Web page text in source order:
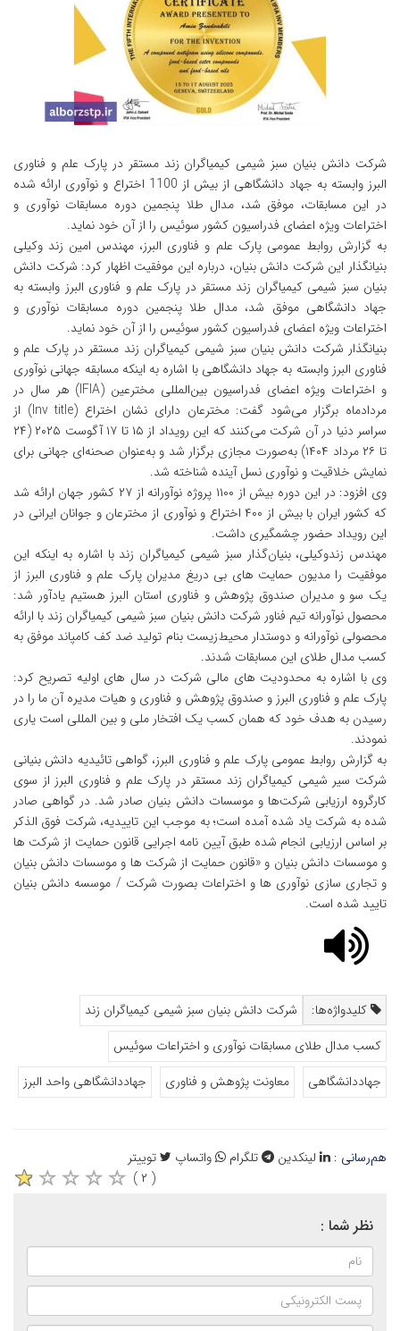
شرکت دانش بنیان سبز شیمی کیمیاگران زند مستقر در پارک علم و فناوری
البرز وابسته به جهاد دانشگاهی از بیش از 1100 اختراع و نوآوری ارائه شده
در این مسابقات، موفق شد، مدال طلا پنجمین دوره مسابقات نوآوری و
اختراعات ویژه اعضای فدراسیون کشور سوئیس را از آن خود نماید.
به گزارش روابط عمومی پارک علم و فناوری البرز، مهندس امین زند وکیلی
بنیانگذار این شرکت دانش بنیان، درباره این موفقیت اظهار کرد: شرکت دانش
بنیان سبز شیمی کیمیاگران زند مستقر در پارک علم و فناوری البرز وابسته به
جهاد دانشگاهی موفق شد، مدال طلا پنجمین دوره مسابقات نوآوری و
اختراعات ویژه اعضای فدراسیون کشور سوئیس را از آن خود نماید.
بنیانگذار شرکت دانش بنیان سبز شیمی کیمیاگران زند مستقر در پارک علم و
فناوری البرز وابسته به جهاد دانشگاهی با اشاره به اینکه مسابقه جهانی نوآوری
و اختراعات ویژه اعضای فدراسیون بین‌المللی مخترعین (IFIA) هر سال در
مردادماه برگزار می‌شود گفت: مخترعان دارای نشان اختراع (Inv title) از
سراسر دنیا در آن شرکت می‌کنند که این رویداد از ۱۵ تا ۱۷ آگوست ۲۰۲۵ (۲۴
تا ۲۶ مرداد ۱۴۰۴) به‌صورت مجازی برگزار شد و به‌عنوان صحنه‌ای جهانی برای
نمایش خلاقیت و نوآوری نسل آینده شناخته شد.
وی افزود: در این دوره بیش از ۱۱۰۰ پروژه نوآورانه از ۲۷ کشور جهان ارائه شد
که کشور ایران با بیش از ۴۰۰ اختراع و نوآوری از مخترعان و جوانان ایرانی در
این رویداد حضور چشمگیری داشت.
مهندس زندوکیلی، بنیان‌گذار سبز شیمی کیمیاگران زند با اشاره به اینکه این
موفقیت را مدیون حمایت های بی دریغ مدیران پارک علم و فناوری البرز از
یک سو و مدیران صندوق پژوهش و فناوری استان البرز هستیم یادآور شد:
محصول نوآورانه تیم فناور شرکت دانش بنیان سبز شیمی کیمیاگران زند با ارائه
محصولی نوآورانه و دوستدار محیط‌زیست بنام تولید ضد کف کامپاند موفق به
کسب مدال طلای این مسابقات شدند.
وی با اشاره به محدودیت های مالی شرکت در سال های اولیه تصریح کرد:
پارک علم و فناوری البرز و صندوق پژوهش و فناوری و هیات مدیره آن ما را در
رسیدن به هدف خود که همان کسب یک افتخار ملی و بین المللی است یاری
نمودند.
به گزارش روابط عمومی پارک علم و فناوری البرز، گواهی تائیدیه دانش بنیانی
شرکت سیر شیمی کیمیاگران زند مستقر در پارک علم و فناوری البرز از سوی
کارگروه ارزیابی شرکت‌ها و موسسات دانش بنیان صادر شد. در گواهی صادر
شده به شرکت یاد شده آمده است؛ به موجب این تاییدیه، شرکت فوق الذکر
بر اساس ارزیابی انجام شده طبق آیین نامه اجرایی قانون حمایت از شرکت ها
و موسسات دانش بنیان و «قانون حمایت از شرکت ها و موسسات دانش بنیان
و تجاری سازی نوآوری ها و اختراعات بصورت شرکت / موسسه دانش بنیان
تایید شده است.
کلیدواژه‌ها:
شرکت دانش بنیان سبز شیمی کیمیاگران زند
کسب مدال طلای مسابقات نوآوری و اختراعات سوئیس
جهاددانشگاهی
معاونت پژوهش و فناوری جهاددانشگاهی واحد البرز
هم‌رسانی : لینکدین تلگرام واتساپ
توییتر
( ۲ )
نظر شما :